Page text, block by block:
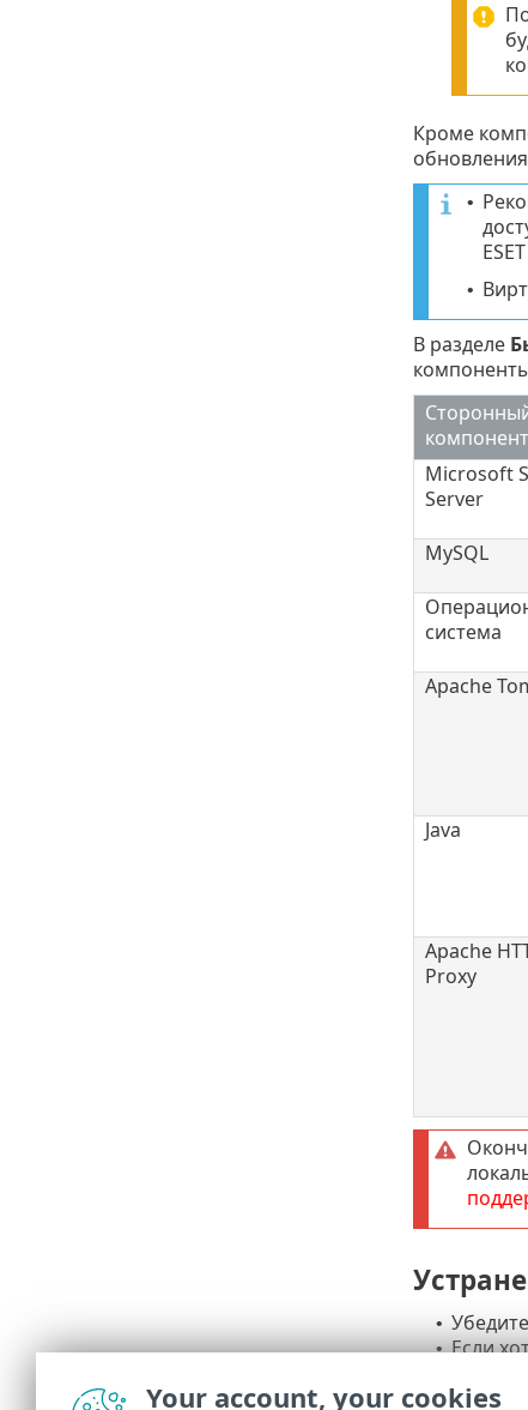
Кроме
•
•
В разделе
Microsoft
Server
MySQL
система
Apache
Java
Apache
Proxy
•
• Если
• Если
Your account, your cookies